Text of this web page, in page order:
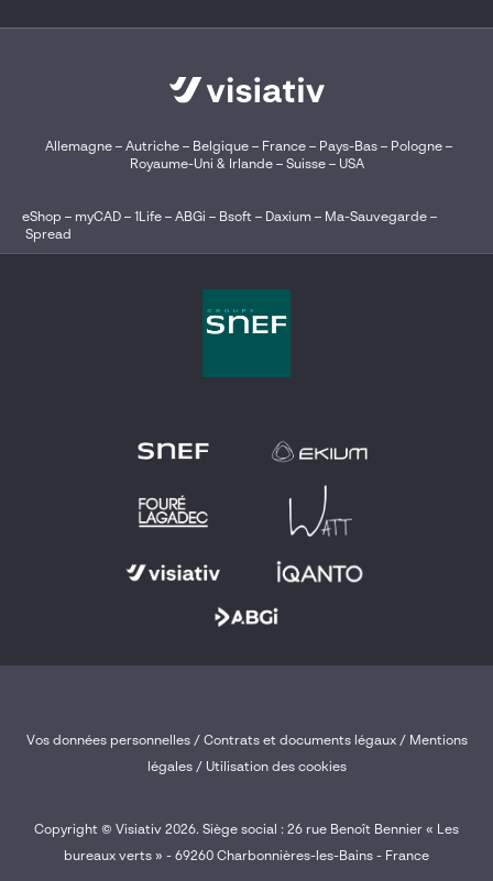
Allemagne– Autriche– Belgique – France– Pays-Bas– Pologne–
Royaume-Uni & Irlande– Suisse– USA
eShop – myCAD – 1Life – ABGi – Bsoft – Daxium – Ma-Sauvegarde –
Spread
Copyright © Visiativ 2026. Siège social : 26 rue Benoît Bennier « Les
bureaux verts » - 69260 Charbonnières-les-Bains - France
Vos données personnelles/ Contrats et documents légaux/ Mentions
légales / Utilisation des cookies